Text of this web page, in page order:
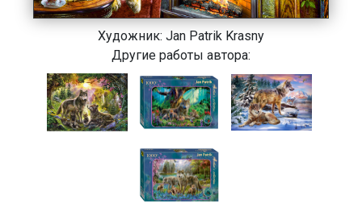
Художник: Jan Patrik Krasny
Другие работы автора: